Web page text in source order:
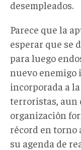
desempleados.
Parece que la
esperar que se
para luego
nuevo enemigo
incorporada a
terroristas, aun
organización
récord en torno
su agenda de